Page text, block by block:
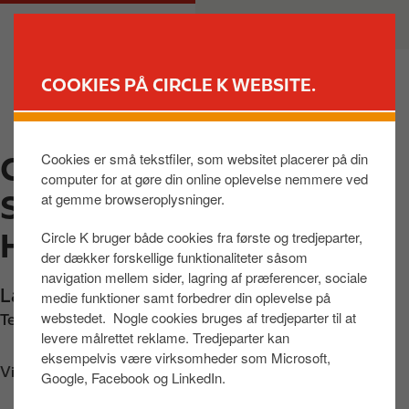
COOKIES PÅ CIRCLE K WEBSITE.
Cookies er små tekstfiler, som websitet placerer på din
computer for at gøre din online oplevelse nemmere ved
at gemme browseroplysninger.
Circle K bruger både cookies fra første og tredjeparter,
der dækker forskellige funktionaliteter såsom
navigation mellem sider, lagring af præferencer, sociale
medie funktioner samt forbedrer din oplevelse på
webstedet. Nogle cookies bruges af tredjeparter til at
levere målrettet reklame. Tredjeparter kan
eksempelvis være virksomheder som Microsoft,
Google, Facebook og LinkedIn.
v
e
d
n
o
M
a
CIRCLE K LAURIDS
SKAUSGADE,
HADERSLEV
Laurids Skaus Gade 21,Haderslev,6100
Telefon: +4574533550
Vis vej